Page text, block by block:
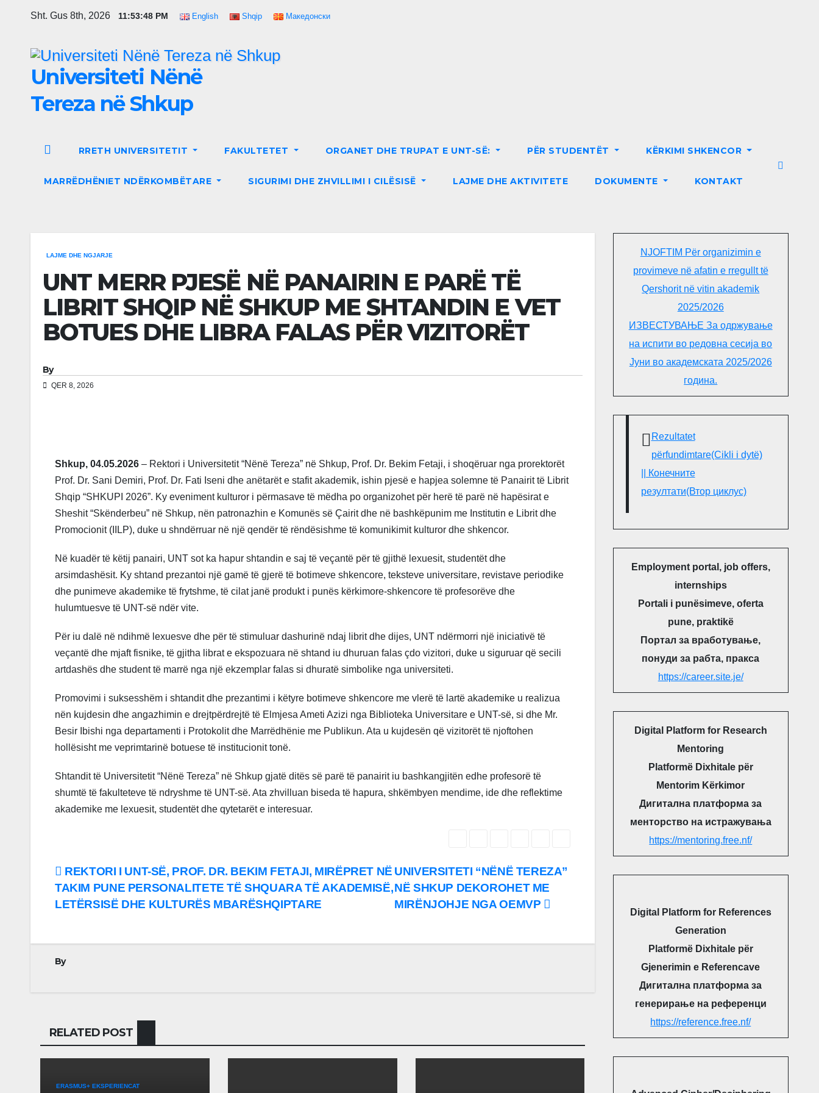
Sht. Gus 8th, 2026 11:53:49 PM English Shqip Македонски
Universiteti Nënë
Tereza në Shkup
RRETH UNIVERSITETIT FAKULTETET ORGANET DHE TRUPAT E UNT-SË: PËR STUDENTËT KËRKIMI SHKENCOR
MARRËDHËNIET NDËRKOMBËTARE SIGURIMI DHE ZHVILLIMI I CILËSISË LAJME DHE AKTIVITETE DOKUMENTE KONTAKT
LAJME DHE NGJARJE
UNT MERR PJESË NË PANAIRIN E PARË TË
LIBRIT SHQIP NË SHKUP ME SHTANDIN E VET
BOTUES DHE LIBRA FALAS PËR VIZITORËT
By
QER 8, 2026
Shkup, 04.05.2026 – Rektori i Universitetit “Nënë Tereza” në Shkup, Prof. Dr. Bekim Fetaji, i shoqëruar nga prorektorët
Prof. Dr. Sani Demiri, Prof. Dr. Fati Iseni dhe anëtarët e stafit akademik, ishin pjesë e hapjea solemne të Panairit të Librit
Shqip “SHKUPI 2026”. Ky eveniment kulturor i përmasave të mëdha po organizohet për herë të parë në hapësirat e
Sheshit “Skënderbeu” në Shkup, nën patronazhin e Komunës së Çairit dhe në bashkëpunim me Institutin e Librit dhe
Promocionit (IILP), duke u shndërruar në një qendër të rëndësishme të komunikimit kulturor dhe shkencor.
Në kuadër të këtij panairi, UNT sot ka hapur shtandin e saj të veçantë për të gjithë lexuesit, studentët dhe
arsimdashësit. Ky shtand prezantoi një gamë të gjerë të botimeve shkencore, teksteve universitare, revistave periodike
dhe punimeve akademike të frytshme, të cilat janë produkt i punës kërkimore-shkencore të profesorëve dhe
hulumtuesve të UNT-së ndër vite.
Për iu dalë në ndihmë lexuesve dhe për të stimuluar dashurinë ndaj librit dhe dijes, UNT ndërmorri një iniciativë të
veçantë dhe mjaft fisnike, të gjitha librat e ekspozuara në shtand iu dhuruan falas çdo vizitori, duke u siguruar që secili
artdashës dhe student të marrë nga një ekzemplar falas si dhuratë simbolike nga universiteti.
Promovimi i suksesshëm i shtandit dhe prezantimi i këtyre botimeve shkencore me vlerë të lartë akademike u realizua
nën kujdesin dhe angazhimin e drejtpërdrejtë të Elmjesa Ameti Azizi nga Biblioteka Universitare e UNT-së, si dhe Mr.
Besir Ibishi nga departamenti i Protokolit dhe Marrëdhënie me Publikun. Ata u kujdesën që vizitorët të njoftohen
hollësisht me veprimtarinë botuese të institucionit tonë.
Shtandit të Universitetit “Nënë Tereza” në Shkup gjatë ditës së parë të panairit iu bashkangjitën edhe profesorë të
shumtë të fakulteteve të ndryshme të UNT-së. Ata zhvilluan biseda të hapura, shkëmbyen mendime, ide dhe reflektime
akademike me lexuesit, studentët dhe qytetarët e interesuar.
Lëvizje
te
UNIVERSITETI “NËNË TEREZA”
NË SHKUP DEKOROHET ME
MIRËNJOHJE NGA OEMVP
REKTORI I UNT-SË, PROF. DR. BEKIM FETAJI, MIRËPRET NË
TAKIM PUNE PERSONALITETE TË SHQUARA TË AKADEMISË,
LETËRSISË DHE KULTURËS MBARËSHQIPTARE
By
RELATED POST
ERASMUS+ EKSPERIENCAT
NJOFTIM Për organizimin e
provimeve në afatin e rregullt të
Qershorit në vitin akademik
2025/2026
ИЗВЕСТУВАЊЕ За одржување
на испити во редовна сесија во
Јуни во академската 2025/2026
година.
Rezultatet
përfundimtare(Cikli i dytë)
|| Конечните
резултати(Втор циклус)
Employment portal, job offers,
internships
Portali i punësimeve, oferta
pune, praktikë
Портал за вработување,
понуди за рабта, пракса
https://career.site.je/
Digital Platform for Research
Mentoring
Platformë Dixhitale për
Mentorim Kërkimor
Дигитална платформа за
менторство на истражувања
https://mentoring.free.nf/
Digital Platform for References
Generation
Platformë Dixhitale për
Gjenerimin e Referencave
Дигитална платформа за
генерирање на референци
https://reference.free.nf/